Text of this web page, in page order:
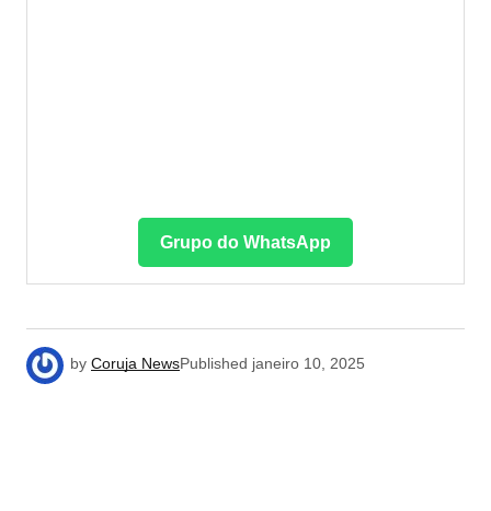
Grupo do WhatsApp
by Coruja NewsPublished janeiro 10, 2025